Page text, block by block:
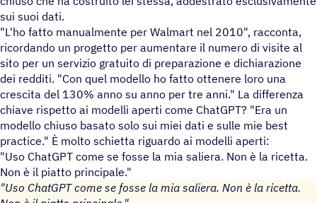
sui suoi dati.
"L'ho fatto manualmente per Walmart nel 2010", racconta,
ricordando un progetto per aumentare il numero di visite al
sito per un servizio gratuito di preparazione e dichiarazione
dei redditi. "Con quel modello ho fatto ottenere loro una
crescita del 130% anno su anno per tre anni." La differenza
chiave rispetto ai modelli aperti come ChatGPT? "Era un
modello chiuso basato solo sui miei dati e sulle mie best
practice." È molto schietta riguardo ai modelli aperti:
"Uso ChatGPT come se fosse la mia saliera. Non è la ricetta.
Non è il piatto principale."
"Uso ChatGPT come se fosse la mia saliera. Non è la ricetta.